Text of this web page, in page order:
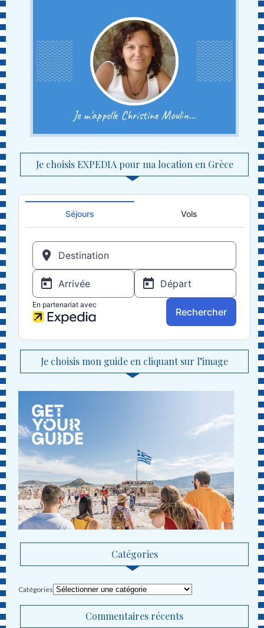
Je m'appelle Christine Moulin...
Je choisis EXPEDIA pour ma location en Grèce
Je choisis mon guide en cliquant sur l’image
Catégories
Catégories
Commentaires récents